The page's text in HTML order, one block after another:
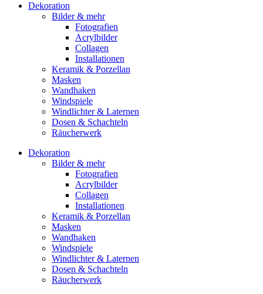
Dekoration
Bilder & mehr
Fotografien
Acrylbilder
Collagen
Installationen
Keramik & Porzellan
Masken
Wandhaken
Windspiele
Windlichter & Laternen
Dosen & Schachteln
Räucherwerk
Dekoration
Bilder & mehr
Fotografien
Acrylbilder
Collagen
Installationen
Keramik & Porzellan
Masken
Wandhaken
Windspiele
Windlichter & Laternen
Dosen & Schachteln
Räucherwerk